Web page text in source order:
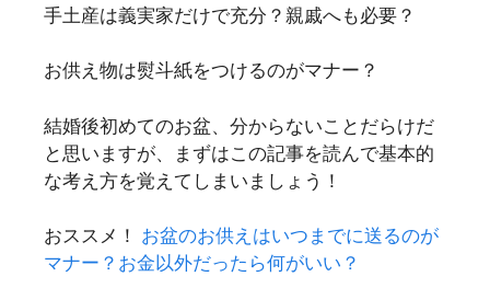
手土産は義実家だけで充分？親戚へも必要？
お供え物は熨斗紙をつけるのがマナー？
結婚後初めてのお盆、分からないことだらけだ
と思いますが、まずはこの記事を読んで基本的
な考え方を覚えてしまいましょう！
おススメ！ お盆のお供えはいつまでに送るのが
マナー？お金以外だったら何がいい？